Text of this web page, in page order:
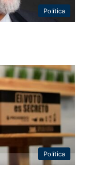
Política
Política